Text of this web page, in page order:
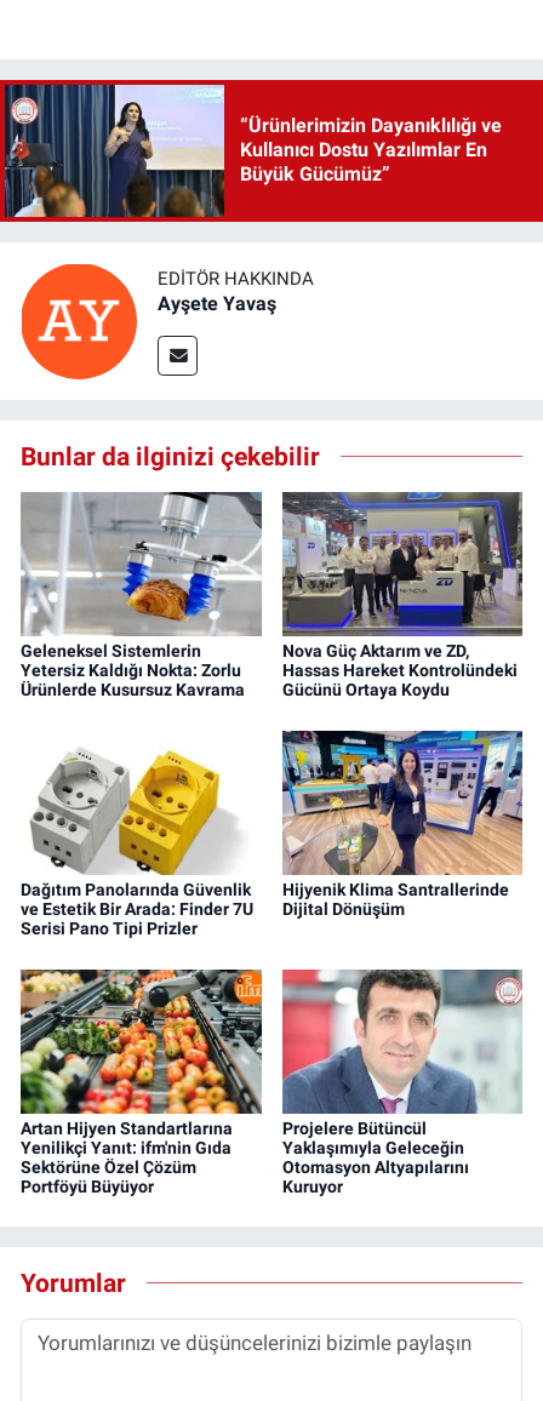
“Ürünlerimizin Dayanıklılığı ve
Kullanıcı Dostu Yazılımlar En
Büyük Gücümüz”
EDITÖR HAKKINDA
Ayşete Yavaş
Bunlar da ilginizi çekebilir
Geleneksel Sistemlerin
Yetersiz Kaldığı Nokta: Zorlu
Ürünlerde Kusursuz Kavrama
Nova Güç Aktarım ve ZD,
Hassas Hareket Kontrolündeki
Gücünü Ortaya Koydu
Dağıtım Panolarında Güvenlik
ve Estetik Bir Arada: Finder 7U
Serisi Pano Tipi Prizler
Hijyenik Klima Santrallerinde
Dijital Dönüşüm
Artan Hijyen Standartlarına
Yenilikçi Yanıt: ifm'nin Gıda
Sektörüne Özel Çözüm
Portföyü Büyüyor
Projelere Bütüncül
Yaklaşımıyla Geleceğin
Otomasyon Altyapılarını
Kuruyor
Yorumlar